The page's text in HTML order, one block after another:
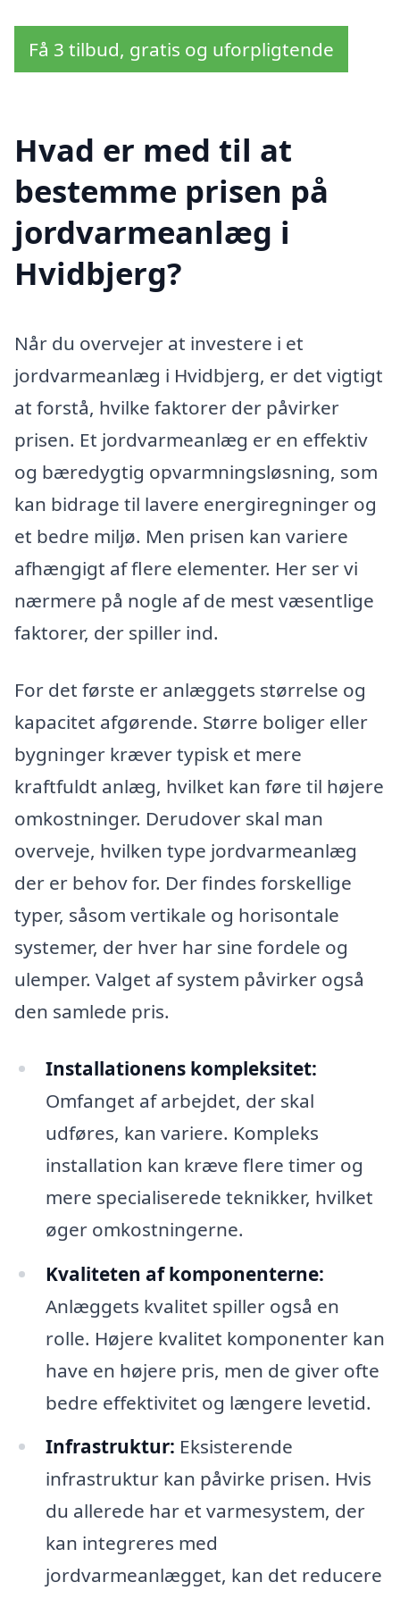
Få 3 tilbud, gratis og uforpligtende
Hvad er med til at
bestemme prisen på
jordvarmeanlæg i
Hvidbjerg?
Når du overvejer at investere i et
jordvarmeanlæg i Hvidbjerg, er det vigtigt
at forstå, hvilke faktorer der påvirker
prisen. Et jordvarmeanlæg er en effektiv
og bæredygtig opvarmningsløsning, som
kan bidrage til lavere energiregninger og
et bedre miljø. Men prisen kan variere
afhængigt af flere elementer. Her ser vi
nærmere på nogle af de mest væsentlige
faktorer, der spiller ind.
For det første er anlæggets størrelse og
kapacitet afgørende. Større boliger eller
bygninger kræver typisk et mere
kraftfuldt anlæg, hvilket kan føre til højere
omkostninger. Derudover skal man
overveje, hvilken type jordvarmeanlæg
der er behov for. Der findes forskellige
typer, såsom vertikale og horisontale
systemer, der hver har sine fordele og
ulemper. Valget af system påvirker også
den samlede pris.
Installationens kompleksitet:
Omfanget af arbejdet, der skal
udføres, kan variere. Kompleks
installation kan kræve flere timer og
mere specialiserede teknikker, hvilket
øger omkostningerne.
Kvaliteten af komponenterne:
Anlæggets kvalitet spiller også en
rolle. Højere kvalitet komponenter kan
have en højere pris, men de giver ofte
bedre effektivitet og længere levetid.
Infrastruktur: Eksisterende
infrastruktur kan påvirke prisen. Hvis
du allerede har et varmesystem, der
kan integreres med
jordvarmeanlægget, kan det reducere